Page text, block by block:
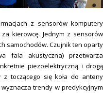
z sensorów komputery
kierowcę. Jednym z sensorów
samochodów. Czujnik ten oparty
fala akustyczna) przetwarza
piezoelektryczną, i drogą
toczącego się koła do anteny
trendy w predykcyjnym